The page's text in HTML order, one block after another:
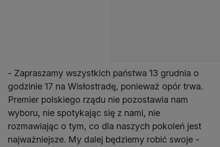
- Zapraszamy wszystkich państwa 13 grudnia o
godzinie 17 na Wisłostradę, ponieważ opór trwa.
Premier polskiego rządu nie pozostawia nam
wyboru, nie spotykając się z nami, nie
rozmawiając o tym, co dla naszych pokoleń jest
najważniejsze. My dalej będziemy robić swoje -